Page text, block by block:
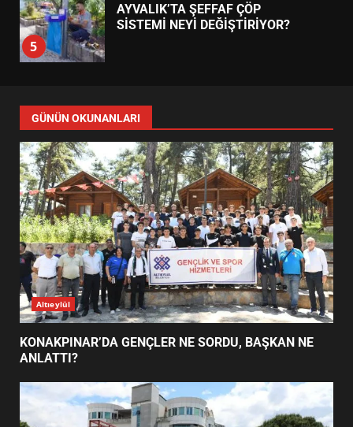
5
AYVALIK’TA ŞEFFAF ÇÖP
SİSTEMİ NEYİ DEĞİŞTİRİYOR?
6
SORUN NASIL 3 GÜNDE
ÇÖZÜLDÜ?
7
EDREMİT YARI MARATONUNDA
PROGRAM NASIL İŞLEYECEK?
1
KONAKPINAR’DA GENÇLER NE
SORDU, BAŞKAN NE ANLATTI?
EDREMİT’TE SOSYAL TESİSLER
NEYİ DEĞİŞTİRECEK?
GÜNÜN OKUNANLARI
Altıeylül
KONAKPINAR’DA GENÇLER NE SORDU, BAŞKAN NE
ANLATTI?